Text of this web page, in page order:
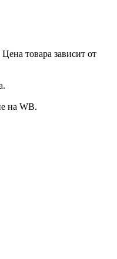
Цена товара зависит от
на WB.